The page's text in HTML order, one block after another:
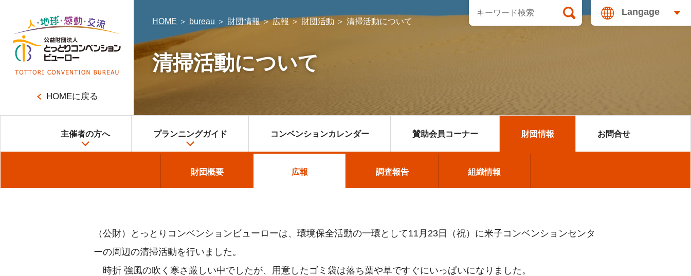
Langage
HOMEに戻る
HOME ＞ bureau ＞ 財団情報＞広報＞ 財団活動 ＞ 清掃活動について
清掃活動について
主催者の方へ
企業研修・インセンティブ スポーツ大会
プランニングガイド
コンベンション施設ガイド おもてなしメニュー コンベンション開催マニュアル
コンベンションカレンダー 賛助会員コーナー 財団情報
財団概要 広報 調査報告 組織情報
お問合せ
財団概要 広報 調査報告 組織情報
（公財）とっとりコンベンションビューローは、環境保全活動の一環として11月23日（祝）に米子コンベンションセンタ
ーの周辺の清掃活動を行いました。
時折 強風の吹く寒さ厳しい中でしたが、用意したゴミ袋は落ち葉や草ですぐにいっぱいになりました。